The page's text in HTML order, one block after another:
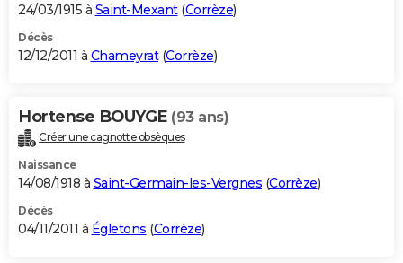
24/03/1915 à Saint-Mexant(Corrèze)
Décès
12/12/2011 à Chameyrat(Corrèze)
Hortense BOUYGE (93 ans)
Créer une cagnotte obsèques
Naissance
14/08/1918 à Saint-Germain-les-Vergnes (Corrèze)
Décès
04/11/2011 à Égletons (Corrèze)